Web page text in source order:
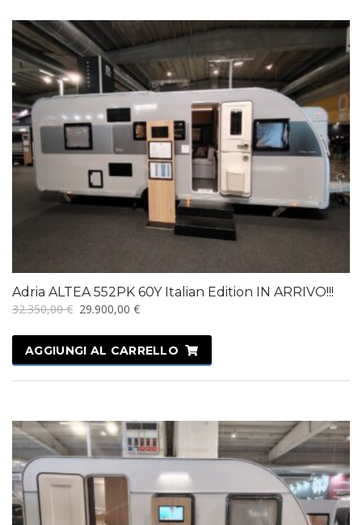
IN OFFERTA!
Adria ALTEA 552PK 60Y Italian Edition IN ARRIVO!!!
32.350,00€ Il
originale
era:
32.350,00 €.
29.900,00 €Il
attuale
è:
29.900,00 €.
AGGIUNGI AL CARRELLO
IN OFFERTA!